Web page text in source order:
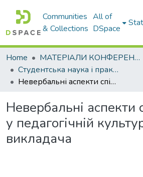
Communities
& Collections
All of
DSpace
Home МАТЕРІАЛИ КОНФЕРЕНЦІЙ
Студентська наука і практика в умовах війни (психолого-педагогічні та філософські аспекти освітнього процесу – 2023)
Невербальні аспекти спілкування у педагогічній культурі викладача
Невербальні аспекти
у педагогічній
викладача